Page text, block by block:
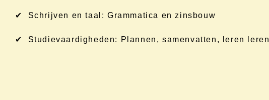
✔ Schrijven en taal: Grammatica en zinsbouw
✔ Studievaardigheden: Plannen, samenvatten, leren leren